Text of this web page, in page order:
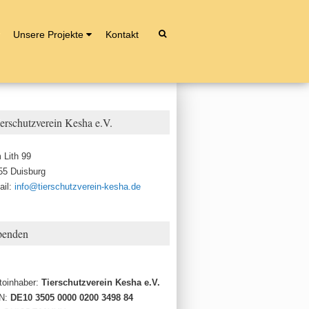
Unsere Projekte Kontakt
Kesha e.V.
Lith 99
Duisburg
info@tierschutzverein-kesha.de
Tierschutzverein Kesha e.V.
DE10 3505 0000 0200 3498 84